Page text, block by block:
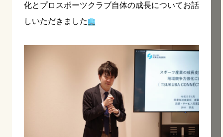
化とプロスポーツクラブ自体の成長についてお話
しいただきました